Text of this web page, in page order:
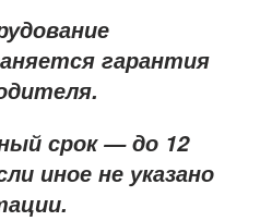
гарантия
.
срок — до 12
иное не указано